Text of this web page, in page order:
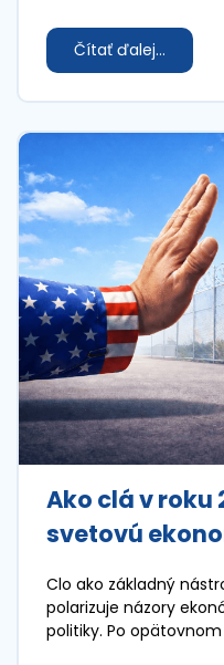
– vstup americkej
a ukazuje, ako firmy
geopolitické napätie.
Čítať ďalej...
Ako clá v roku
svetovú
Clo ako základný
polarizuje názory
politiky. Po